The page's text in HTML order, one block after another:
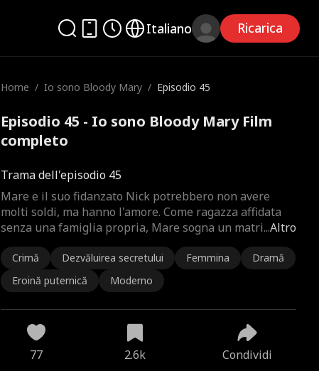
Italiano Ricarica
Home / Io sono Bloody Mary / Episodio 45
Episodio 45 - Io sono Bloody Mary Film
completo
Trama dell'episodio 45
Altro
Mare e il suo fidanzato Nick potrebbero non avere
molti soldi, ma hanno l'amore. Come ragazza affidata
senza una famiglia propria, Mare sogna un matri...
Crimă Dezvăluirea secretului Femmina
Dramă
Eroină puternică
Moderno
77 2.6k Condividi